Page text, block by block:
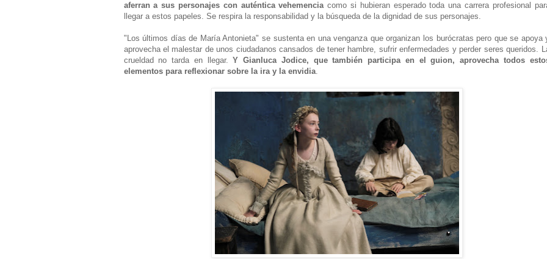
aferran a sus personajes con auténtica vehemenciacomo si hubieran esperado toda una carrera profesional
llegar a estos papeles. Se respira la responsabilidad y la búsqueda de la dignidad de sus personajes.
"Los últimos días de María Antonieta" se sustenta en una venganza que organizan los burócratas pero que se apoya
aprovecha el malestar de unos ciudadanos cansados de tener hambre, sufrir enfermedades y perder seres queridos.
crueldad no tarda en llegar.Y Gianluca Jodice, que también participa en el guion, aprovecha todos
elementos para reflexionar sobre la ira y la envidia.